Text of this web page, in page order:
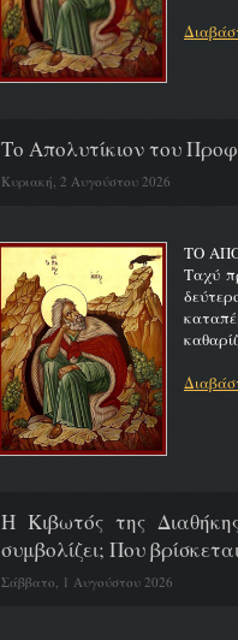
Το Απολυτίκιον του
Κυριακή, 2 Αυγούστου 2026
ΤΟ
Ταχύ
H Κιβωτός της
συμβολίζει; Που
Σάββατο, 1 Αυγούστου 2026